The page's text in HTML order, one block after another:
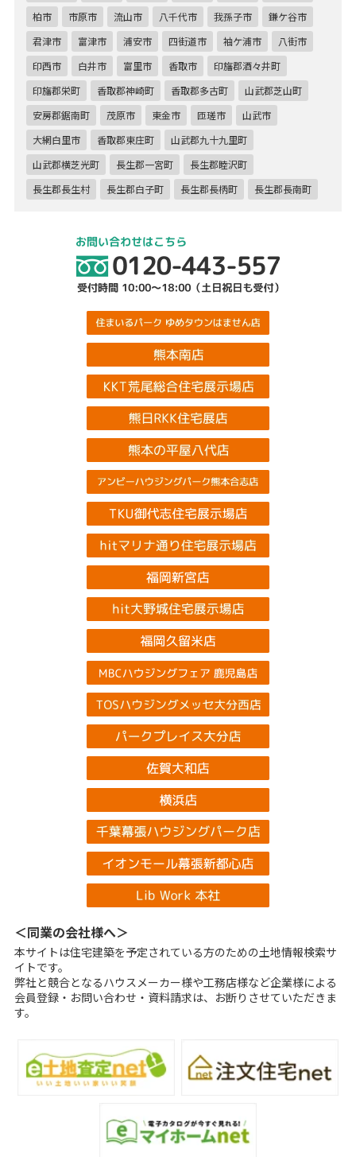
柏市
市原市 流山市 八千代市 我孫子市
鎌ケ谷市
君津市
富津市 浦安市 四街道市 袖ケ浦市
八街市
印西市
白井市 富里市 香取市
印旛郡酒々井町
印旛郡栄町
香取郡神崎町 香取郡多古町
山武郡芝山町
安房郡鋸南町
茂原市 東金市 匝瑳市
山武市
大網白里市
香取郡東庄町
山武郡九十九里町
山武郡横芝光町
長生郡一宮町
長生郡睦沢町
長生郡長生村
長生郡白子町 長生郡長柄町 長生郡長南町
＜同業の会社様へ＞
本サイトは住宅建築を予定されている方のための土地情報検索サ
イトです。
弊社と競合となるハウスメーカー様や工務店様など企業様による
会員登録・お問い合わせ・資料請求は、お断りさせていただきま
す。